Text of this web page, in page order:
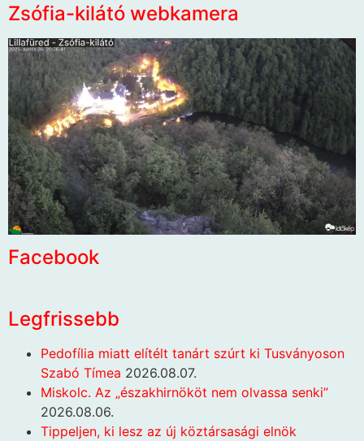
Zsófia-kilátó webkamera
Facebook
Legfrissebb
Pedofília miatt elítélt tanárt szúrt ki Tusványoson
Szabó Tímea 2026.08.07.
Miskolc. Az „északhirnököt nem olvassa senki”
2026.08.06.
Tippeljen, ki lesz az új köztársasági elnök